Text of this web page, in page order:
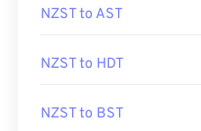
NZST to AST
NZST to HDT
NZST to BST